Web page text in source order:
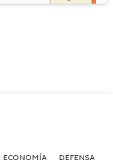
ECONOMÍA DEFENSA